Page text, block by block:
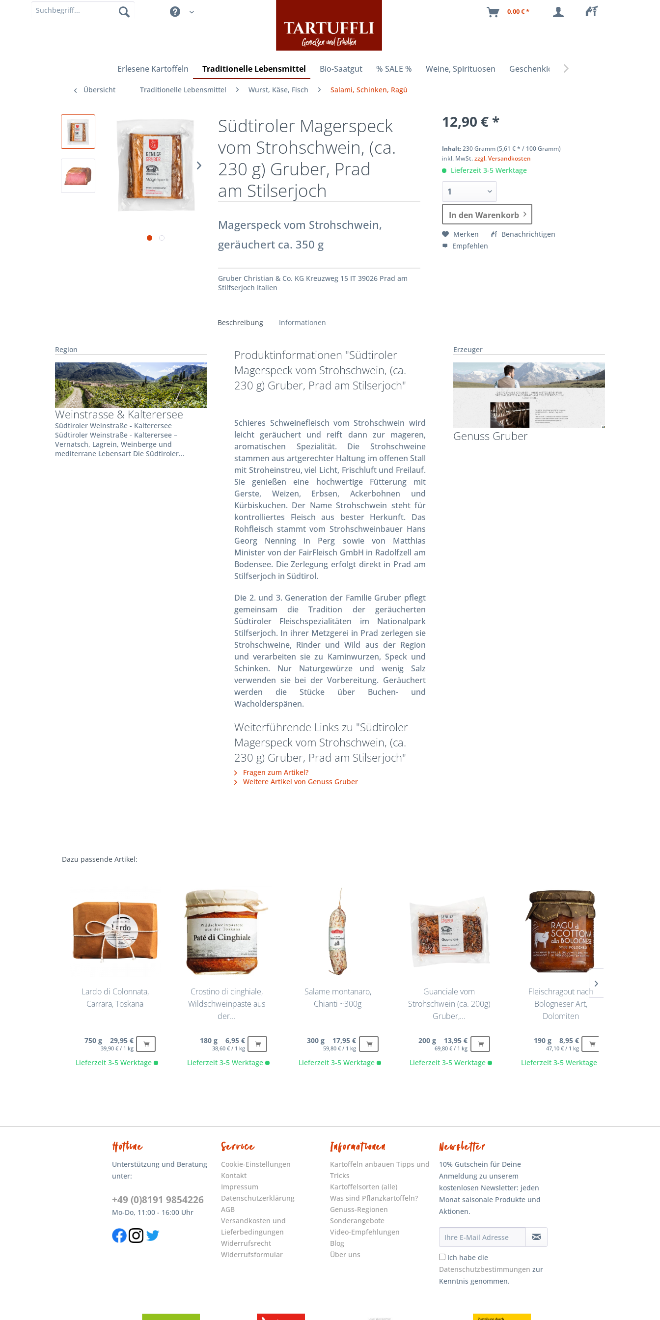
0,00 € *
Erlesene Kartoffeln Traditionelle Lebensmittel Bio-Saatgut % SALE % Weine, Spirituosen Geschenkideen
Übersicht Traditionelle Lebensmittel Wurst, Käse, Fisch Salami, Schinken, Ragù
Südtiroler Magerspeck
vom Strohschwein, (ca.
230 g) Gruber, Prad
am Stilserjoch
Magerspeck vom Strohschwein,
geräuchert ca. 350 g
Gruber Christian & Co. KG Kreuzweg 15 IT 39026 Prad am
Stilfserjoch Italien
12,90 € *
Inhalt:230 Gramm (5,61 €* / 100 Gramm)
inkl. MwSt.zzgl. Versandkosten
Lieferzeit 3-5 Werktage
In den Warenkorb
Merken
Benachrichtigen
Empfehlen
Region
Weinstrasse & Kalterersee
Südtiroler Weinstraße - Kalterersee
Südtiroler Weinstraße - Kalterersee –
Vernatsch, Lagrein, Weinberge und
mediterrane Lebensart Die Südtiroler...
Beschreibung Informationen
Produktinformationen "Südtiroler
Magerspeck vom Strohschwein, (ca.
230 g) Gruber, Prad am Stilserjoch"
Schieres Schweinefleisch vom Strohschwein wird
leicht geräuchert und reift dann zur mageren,
aromatischen Spezialität. Die Strohschweine
stammen aus artgerechter Haltung im offenen Stall
mit Stroheinstreu, viel Licht, Frischluft und Freilauf.
Sie genießen eine hochwertige Fütterung mit
Gerste, Weizen, Erbsen, Ackerbohnen und
Kürbiskuchen. Der Name Strohschwein steht für
kontrolliertes Fleisch aus bester Herkunft. Das
Rohfleisch stammt vom Strohschweinbauer Hans
Georg Nenning in Perg sowie von Matthias
Minister von der FairFleisch GmbH in Radolfzell am
Bodensee. Die Zerlegung erfolgt direkt in Prad am
Stilfserjoch in Südtirol.
Die 2. und 3. Generation der Familie Gruber pflegt
gemeinsam die Tradition der geräucherten
Südtiroler Fleischspezialitäten im Nationalpark
Stilfserjoch. In ihrer Metzgerei in Prad zerlegen sie
Strohschweine, Rinder und Wild aus der Region
und verarbeiten sie zu Kaminwurzen, Speck und
Schinken. Nur Naturgewürze und wenig Salz
verwenden sie bei der Vorbereitung. Geräuchert
werden die Stücke über Buchen- und
Wacholderspänen.
Weiterführende Links zu "Südtiroler
Magerspeck vom Strohschwein, (ca.
230 g) Gruber, Prad am Stilserjoch"
Fragen zum Artikel?
Weitere Artikel von Genuss Gruber
Erzeuger
Genuss Gruber
Dazu passende Artikel:
Lardo di Colonnata,
Carrara, Toskana
Lieferzeit 3-5 Werktage
750 g 29,95 €
39,90 € / 1 kg
Crostino di cinghiale,
Wildschweinpaste aus
der...
Lieferzeit 3-5 Werktage
180 g 6,95 €
38,60 € / 1 kg
Salame montanaro,
Chianti ~300g
Lieferzeit 3-5 Werktage
300 g 17,95 €
59,80 € / 1 kg
Guanciale vom
Strohschwein (ca. 200g)
Gruber,...
Lieferzeit 3-5 Werktage
200 g 13,95 €
69,80 € / 1 kg
Fleischragout nach
Bologneser Art,
Dolomiten
Lieferzeit 3-5 Werktage
190 g 8,95 €
47,10 € / 1 kg
Hotline
Unterstützung und Beratung
unter:
+49 (0)8191 9854226
Mo-Do, 11:00 - 16:00 Uhr
Service
Cookie-Einstellungen
Kontakt
Impressum
Datenschutzerklärung
AGB
Versandkosten und
Lieferbedingungen
Widerrufsrecht
Widerrufsformular
Informationen
Kartoffeln anbauen Tipps und
Tricks
Kartoffelsorten (alle)
Was sind Pflanzkartoffeln?
Genuss-Regionen
Sonderangebote
Video-Empfehlungen
Blog
Über uns
Newsletter
10% Gutschein für Deine
Anmeldung zu unserem
kostenlosen Newsletter: jeden
Monat saisonale Produkte und
Aktionen.
Ich habe die
Datenschutzbestimmungen zur
Kenntnis genommen.